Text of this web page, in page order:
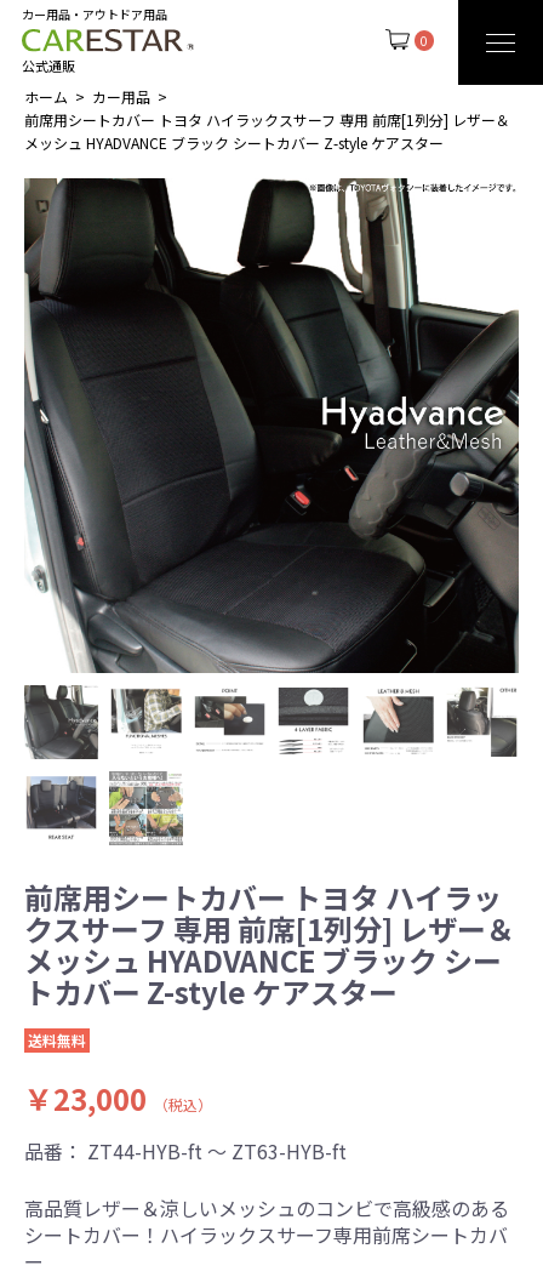
0
カー用品・アウトドア用品
公式通販
ホーム
カー用品
前席用シートカバー トヨタ ハイラックスサーフ 専用 前席[1列分] レザー＆
メッシュ HYADVANCE ブラック シートカバー Z-style ケアスター
前席用シートカバー トヨタ ハイラッ
クスサーフ 専用 前席[1列分] レザー＆
メッシュ HYADVANCE ブラック シー
トカバー Z-style ケアスター
送料無料
￥23,000 （税込）
品番： ZT44-HYB-ft ～ ZT63-HYB-ft
高品質レザー＆涼しいメッシュのコンビで高級感のある
シートカバー！ハイラックスサーフ専用前席シートカバ
ー